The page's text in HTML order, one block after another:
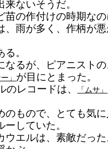
ないそうだ。
苗の作付けの時期な
、雨が多く、作柄が
。
なるが、ピアニスト
」 が目にとまった。
のレコードは、
「ムサ」
のもので、とても気
していた。
ウエルは、素敵だっ